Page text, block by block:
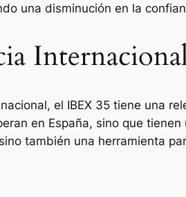
una disminución en la
el IBEX 35 tiene una
en España, sino que
también una herramienta